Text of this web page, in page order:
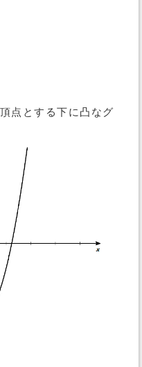
点とする下に凸なグ